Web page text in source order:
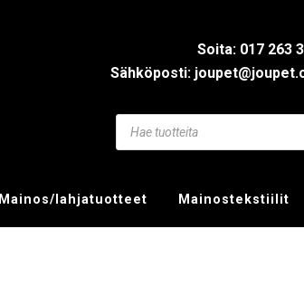
Soita: 017 263
Sähköposti:
Mainos/lahjatuotteet Mainostekstiilit